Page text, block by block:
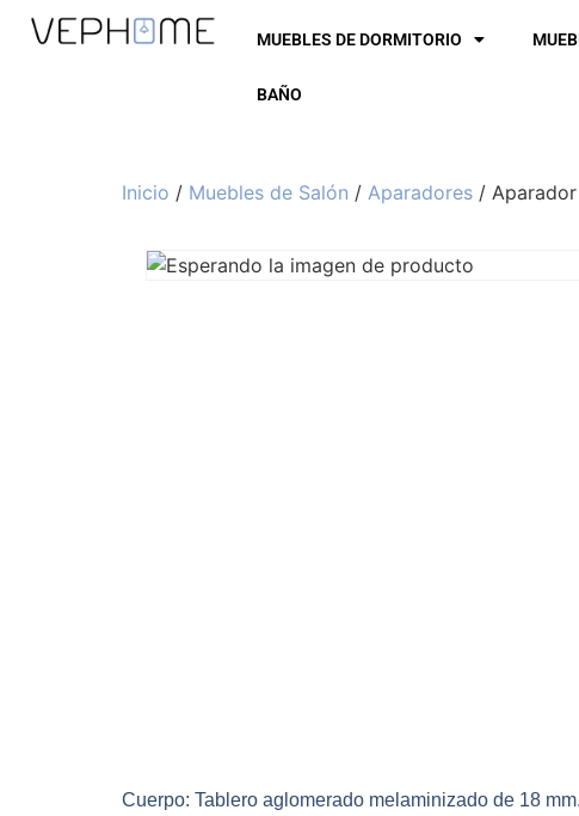
MUEBLES DE DORMITORIO
BAÑO
Inicio / Muebles de Salón / Aparadores /
Cuerpo: Tablero aglomerado melaminizado de 18 mm.